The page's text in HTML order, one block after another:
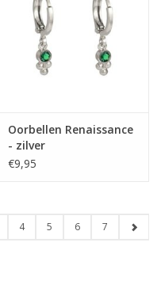
Oorbellen Renaissance
- zilver
€9,95
4 5 6 7